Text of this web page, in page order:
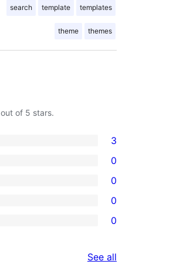
search template templates
theme themes
out of 5 stars.
3
0
0
0
0
See all